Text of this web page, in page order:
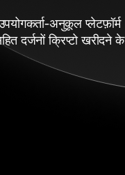
अनुकूल प्लेटफ़ॉर्म
दर्जनों क्रिप्टो खरीदने के